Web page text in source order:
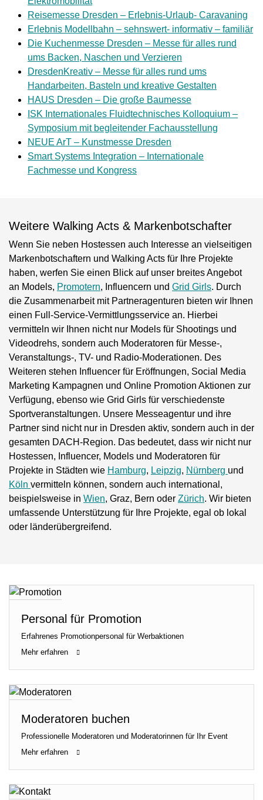
Reisemesse Dresden – Erlebnis-Urlaub- Caravaning
Erlebnis Modellbahn – sehnswert- informativ – familiär
Die Kuchenmesse Dresden – Messe für alles rund
ums Backen, Naschen und Verzieren
DresdenKreativ – Messe für alles rund ums
Handarbeiten, Basteln und kreative Gestalten
HAUS Dresden – Die große Baumesse
ISK Internationales Fluidtechnisches Kolloquium –
Symposium mit begleitender Fachausstellung
NEUE ArT – Kunstmesse Dresden
Smart Systems Integration – Internationale
Fachmesse und Kongress
Weitere Walking Acts & Markenbotschafter
Wenn Sie neben Hostessen auch Interesse an vielseitigen
Markenbotschaftern und Walking Acts für Ihre Projekte
haben, werfen Sie einen Blick auf unser breites Angebot
an Models, Promotern, Influencern und Grid Girls. Durch
die Zusammenarbeit mit Partneragenturen bieten wir Ihnen
einen Full-Service-Vermittlungsservice an. Hierbei
vermitteln wir Ihnen nicht nur Models für Shootings und
Videodrehs, sondern auch Moderatoren für Messe-,
Veranstaltungs-, TV- und Radio-Moderationen. Des
Weiteren stehen Influencer für Eröffnungen, Social Media
Marketing Kampagnen und Online Promotion Aktionen zur
Verfügung, ebenso wie Grid Girls für verschiedenste
Sportveranstaltungen. Unsere Messeagentur und ihre
Partner sind nicht nur in Dresden aktiv, sondern auch in der
gesamten DACH-Region. Das bedeutet, dass wir nicht nur
Hostessen, Influencer, Models und Moderatoren für
Projekte in Städten wie Hamburg, Leipzig, Nürnberg und
Köln vermitteln können, sondern auch international,
beispielsweise in Wien, Graz, Bern oder Zürich. Wir bieten
umfassende Unterstützung für Ihre Projekte, egal ob lokal
oder länderübergreifend.
Personal für Promotion
Erfahrenes Promotionpersonal für Werbaktionen
Mehr erfahren
Moderatoren buchen
Professionelle Moderatoren und Moderatorinnen für Ihr Event
Mehr erfahren